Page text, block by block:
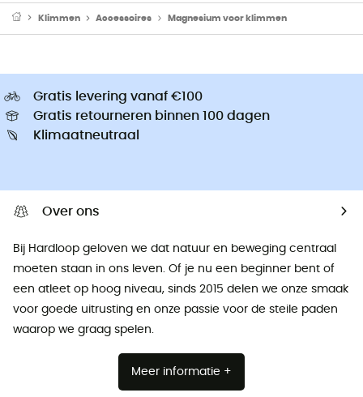
Klimmen Accessoires Magnesium voor klimmen
Gratis levering vanaf €100
Gratis retourneren binnen 100 dagen
Klimaatneutraal
Over ons
Bij Hardloop geloven we dat natuur en beweging centraal
moeten staan ​​in ons leven. Of je nu een beginner bent of
een atleet op hoog niveau, sinds 2015 delen we onze smaak
voor goede uitrusting en onze passie voor de steile paden
waarop we graag spelen.
Meer informatie +